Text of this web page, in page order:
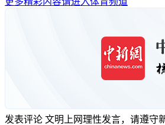
发表评论 文明上网理性发言，请遵守